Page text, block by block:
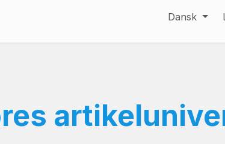
Dansk